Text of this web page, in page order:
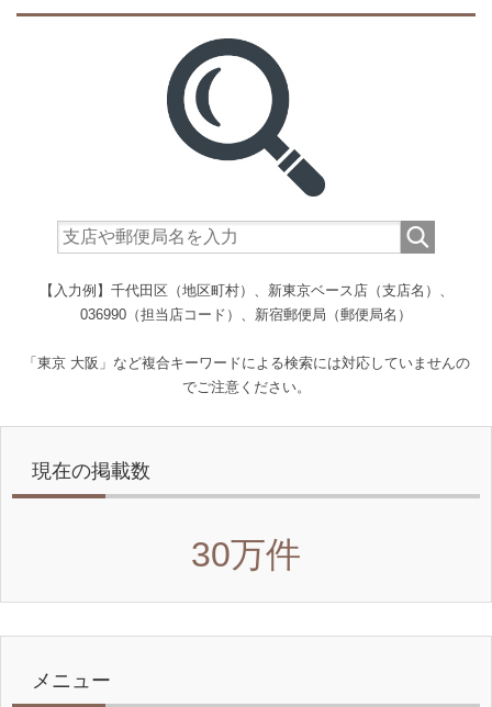
【入力例】千代田区（地区町村）、新東京ベース店（支店名）、
036990（担当店コード）、新宿郵便局（郵便局名）
「東京 大阪」など複合キーワードによる検索には対応していませんの
でご注意ください。
現在の掲載数
30万件
メニュー